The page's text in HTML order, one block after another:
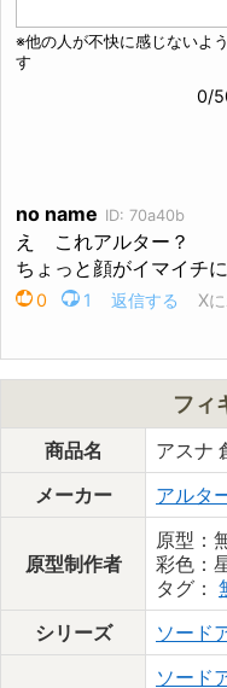
フィ
商品名
アスナ
メーカー
アルタ
原型制作者
原型：
彩色：
タグ：
シリーズ
ソード
ソード